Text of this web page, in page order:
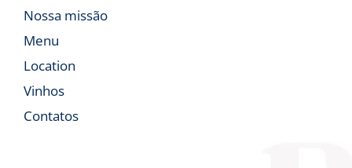
Nossa missão
Menu
Location
Vinhos
Contatos